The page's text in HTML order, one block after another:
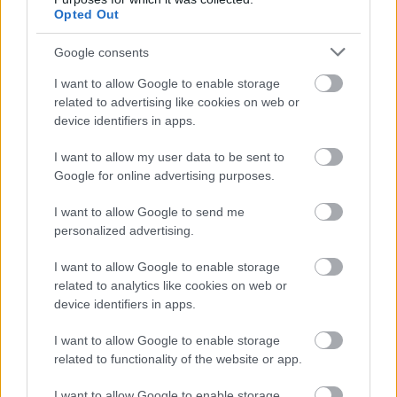
Opted Out
Google consents
I want to allow Google to enable storage
related to advertising like cookies on web or
device identifiers in apps.
I want to allow my user data to be sent to
Google for online advertising purposes.
I want to allow Google to send me
personalized advertising.
I want to allow Google to enable storage
related to analytics like cookies on web or
device identifiers in apps.
I want to allow Google to enable storage
related to functionality of the website or app.
Ez az ideikiberbiztonsági hónap
rá, hogy online biztonságunkért nemcsak az EU vagy
az egyes országok tudnak tenni. A legtöbb azon
múlik, hogy mi magunk, a hálózatokhoz számtalan
kütyüvel csatlakozó felhasználók mennyire
körültekintően járunk el. Ismerjük-e a legfontosabb
adataink, használunk-e megfelelő védelmet például,
ha egy kávézóban nyílt hálózatot használva
Nagyon sok alapvető apróságra érdemes figyelni,
hogy minimalizáljuk az online támadásokat.
Ehhez egy nagyon hasznos – magyar nyelven is
elérhető – játékot ajánlunk figyelmetekbe
kiberbiztonsági hónaphoz készített játék célja, hogy
felmérje, mennyire vagy tisztában ezekkel a fontos
íratlan szabályokkal. Hogy tudod-e, személyes
adataid védelme szempontjából például milyen